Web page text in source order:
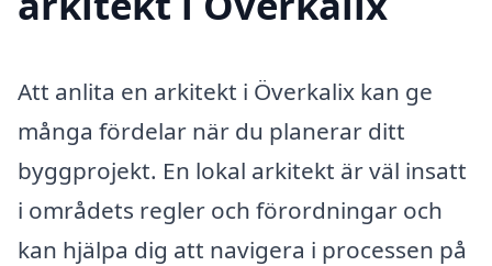
Att anlita en arkitekt i Överkalix kan ge
många fördelar när du planerar ditt
byggprojekt. En lokal arkitekt är väl insatt
i områdets regler och förordningar och
kan hjälpa dig att navigera i processen på